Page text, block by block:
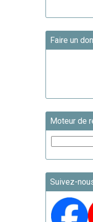
Faire un don
Moteur de
Suivez-